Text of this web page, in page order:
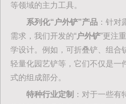
等领域的主力工具。
系列化“户外铲”产品 ：针对
需求，我们开发的“‌户外铲‌”更注
学设计。例如，可折叠铲、组合
轻量化园艺铲等，它们不仅是一
式的组成部分。
特种行业定制
：对于一些有